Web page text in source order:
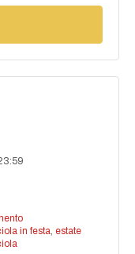
in festa, estate